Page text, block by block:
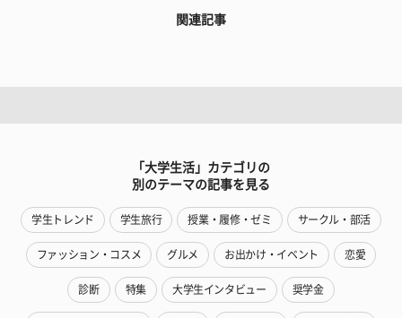
関連記事
「大学生活」カテゴリの
別のテーマの記事を見る
学生トレンド 学生旅行 授業・履修・ゼミ サークル・部活
ファッション・コスメ グルメ お出かけ・イベント 恋愛
診断 特集 大学生インタビュー 奨学金